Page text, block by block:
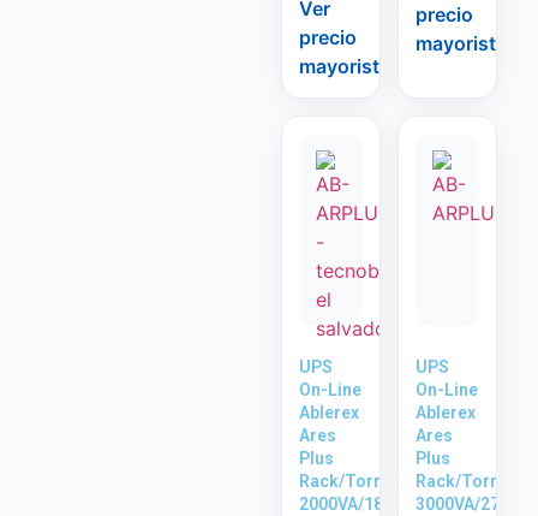
Ver
precio
mayorista
precio
mayorista
UPS
On-Line
Ablerex
Ares
Plus
Rack/Torre
2000VA/1800W
UPS
On-Line
Ablerex
Ares
Plus
Rack/Torre
3000VA/2700W